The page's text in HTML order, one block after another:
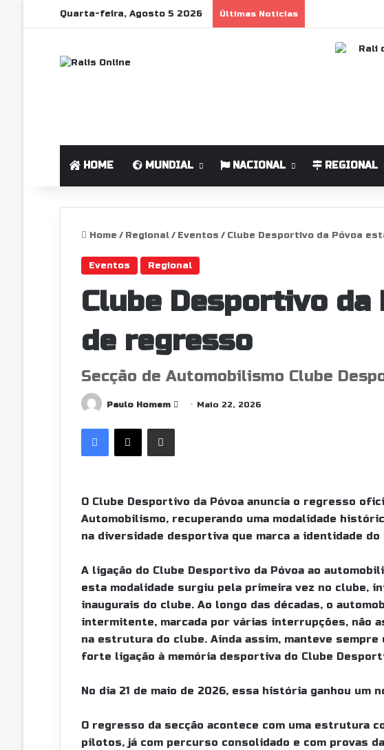
Quarta-feira, Agosto 5 2026 Últimas Notícias
HOME MUNDIAL NACIONAL REGIONAL
Home / Regional/ Eventos / Clube Desportivo da Póvoa
Eventos Regional
Clube Desportivo da
de regresso
Secção de Automobilismo Clube
Paulo Homem
SendMaio 22, 2026
Facebook
X Partilhar Via Email
O Clube Desportivo da Póvoa anuncia o regresso
Automobilismo, recuperando uma modalidade
na diversidade desportiva que marca a identidade
A ligação do Clube Desportivo da Póvoa ao
esta modalidade surgiu pela primeira vez no clube,
inaugurais do clube. Ao longo das décadas, o
intermitente, marcada por várias interrupções, não
na estrutura do clube. Ainda assim, manteve sempre
forte ligação à memória desportiva do Clube
No dia 21 de maio de 2026, essa história ganhou um
O regresso da secção acontece com uma estrutura
pilotos, já com percurso consolidado e com provas